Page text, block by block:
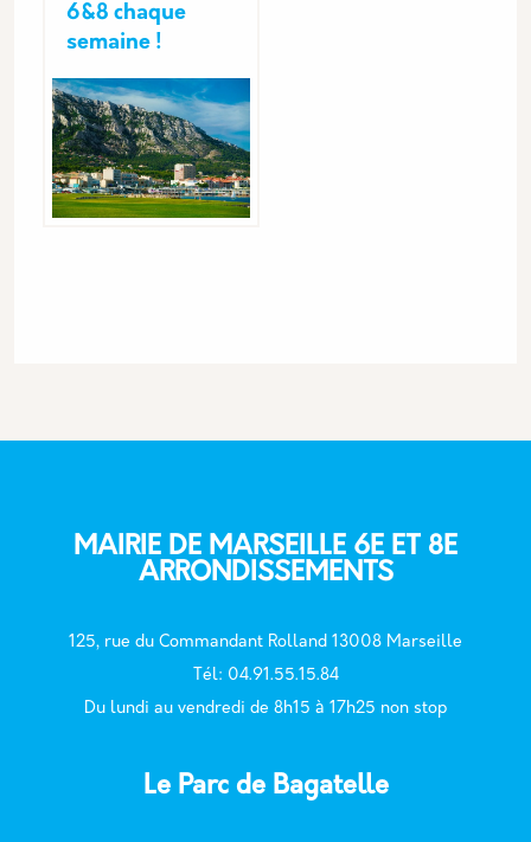
6&8 chaque
semaine !
MAIRIE DE MARSEILLE 6E ET 8E
ARRONDISSEMENTS
125, rue du Commandant Rolland 13008 Marseille
Tél: 04.91.55.15.84
Du lundi au vendredi de 8h15 à 17h25 non stop
Le Parc de Bagatelle